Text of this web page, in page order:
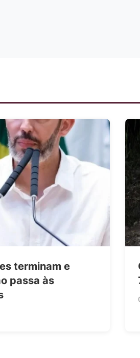
terminam e
passa às